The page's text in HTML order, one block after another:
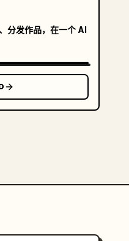
分发作品，在一个 AI